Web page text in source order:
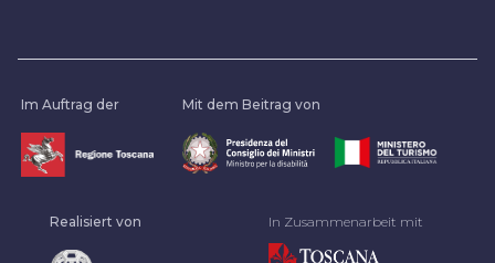
Im Auftrag der Mit dem Beitrag von
Realisiert von In Zusammenarbeit mit